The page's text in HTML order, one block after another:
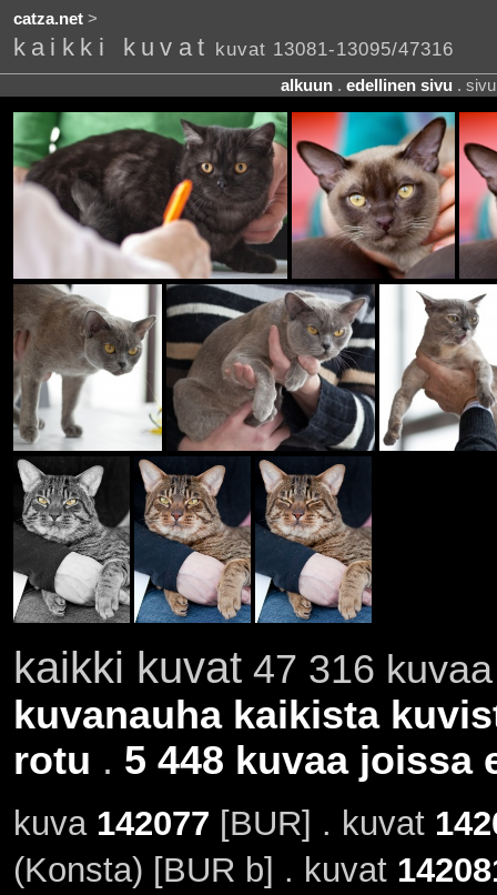
catza.net>
kaikki kuvat kuvat 13081-13095/47316
alkuun . edellinen sivu .
kaikki kuvat47 316
kuvanauha kaikista
rotu . 5 448 kuvaa joissa
kuva 142077 [BUR] . kuvat
(Konsta) [BUR b] . kuvat